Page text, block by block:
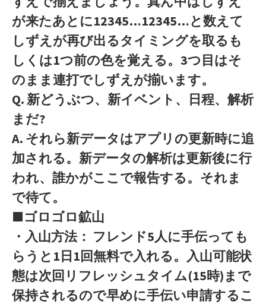
が来たあとに12345…12345…と数えて
しずえが再び出るタイミングを取るも
しくは1つ前の色を覚える。3つ目はそ
のまま連打でしずえが揃います。
Q. 新どうぶつ、新イベント、日程、解析
まだ?
A. それら新データはアプリの更新時に追
加される。新データの解析は更新後に行
われ、誰かがここで報告する。それま
で待て。
■ゴロゴロ鉱山
・入山方法： フレンド5人に手伝っても
らうと1日1回無料で入れる。入山可能状
態は次回リフレッシュタイム(15時)まで
保持されるので早めに手伝い申請するこ